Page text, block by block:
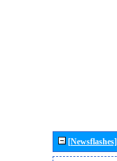
[Newsflashes]